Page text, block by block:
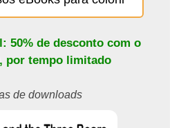
50% de desconto com o
, por tempo limitado
de downloads